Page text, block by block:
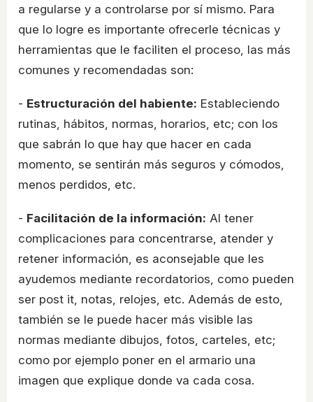
a regularse y a controlarse por sí mismo. Para
que lo logre es importante ofrecerle técnicas y
herramientas que le faciliten el proceso, las más
comunes y recomendadas son:
- Estructuración del habiente: Estableciendo
rutinas, hábitos, normas, horarios, etc; con los
que sabrán lo que hay que hacer en cada
momento, se sentirán más seguros y cómodos,
menos perdidos, etc.
- Facilitación de la información: Al tener
complicaciones para concentrarse, atender y
retener información, es aconsejable que les
ayudemos mediante recordatorios, como pueden
ser post it, notas, relojes, etc. Además de esto,
también se le puede hacer más visible las
normas mediante dibujos, fotos, carteles, etc;
como por ejemplo poner en el armario una
imagen que explique donde va cada cosa.